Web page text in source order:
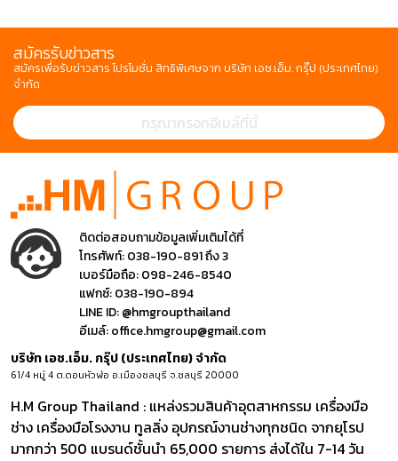
สมัครรับข่าวสาร
สมัครเพื่อรับข่าวสาร โปรโมชั่น สิทธิพิเศษจาก บริษัท เอช.เอ็ม. กรุ๊ป (ประเทศไทย)
จำกัด
ติดต่อสอบถามข้อมูลเพิ่มเติมได้ที่
โทรศัพท์:038-190-891 ถึง 3
เบอร์มือถือ:098-246-8540
แฟกซ์:038-190-894
LINE ID:@hmgroupthailand
อีเมล์:office.hmgroup@gmail.com
บริษัท เอช.เอ็ม. กรุ๊ป (ประเทศไทย) จำกัด
61/4 หมู่ 4 ต.ดอนหัวฬ่อ อ.เมืองชลบุรี จ.ชลบุรี 20000
H.M Group Thailand : แหล่งรวมสินค้าอุตสาหกรรม เครื่องมือ
ช่าง เครื่องมือโรงงาน ทูลลิ่ง อุปกรณ์งานช่างทุกชนิด จากยุโรป
มากกว่า 500 แบรนด์ชั้นนำ 65,000 รายการ ส่งได้ใน 7-14 วัน